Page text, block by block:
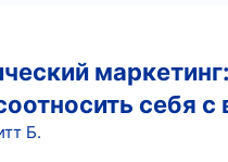
себя
Б.